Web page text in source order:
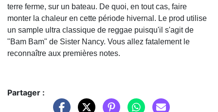
terre ferme, sur un bateau. De quoi, en tout cas, faire
monter la chaleur en cette période hivernal. Le prod utilise
un sample ultra classique de reggae puisqu'il s'agit de
"Bam Bam" de Sister Nancy. Vous allez fatalement le
reconnaître aux premières notes.
Partager :